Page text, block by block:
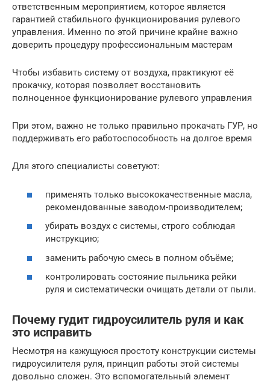
ответственным мероприятием, которое является
гарантией стабильного функционирования рулевого
управления. Именно по этой причине крайне важно
доверить процедуру профессиональным мастерам
Чтобы избавить систему от воздуха, практикуют её
прокачку, которая позволяет восстановить
полноценное функционирование рулевого управления
При этом, важно не только правильно прокачать ГУР, но
поддерживать его работоспособность на долгое время
Для этого специалисты советуют:
применять только высококачественные масла,
рекомендованные заводом-производителем;
убирать воздух с системы, строго соблюдая
инструкцию;
заменить рабочую смесь в полном объёме;
контролировать состояние пыльника рейки
руля и систематически очищать детали от пыли.
Почему гудит гидроусилитель руля и как
это исправить
Несмотря на кажущуюся простоту конструкции системы
гидроусилителя руля, принцип работы этой системы
довольно сложен. Это вспомогательный элемент